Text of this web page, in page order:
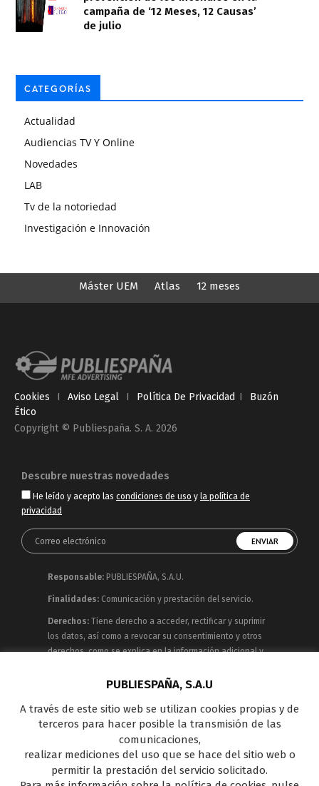
campaña de ‘12 Meses, 12 Causas’
de julio
CATEGORÍAS
Actualidad
Audiencias TV Y Online
Novedades
LAB
Tv de la notoriedad
Investigación e Innovación
Máster UEM Atlas 12 meses
Cookies I Aviso Legal I Política De Privacidad I
Buzón
Ético
Copyright © Publiespaña. S. A. 2026
Descubre nuestras novedades
He leído y acepto las condiciones de uso y la política de
privacidad
Responsable: PUBLIESPAÑA, S.A.U.
Finalidades: Comunicación y prestación del servicio.
Derechos: Tiene derecho a acceder, rectificar y suprimir
los datos, así como a revocar su consentimiento y otros
derechos, como se explica en la información adicional y
Publiespaña es empresa de Mediaset España
concesionaria del espacio publicitario de sus siete
canales en abierto: Telecinco, Cuatro, Factoría de Ficción,
Boing, Divinity , Energy y Be Mad, así como de una amplia
oferta en el panorama de medios y con una gran
PUBLIESPAÑA, S.A.U
A través de este sitio web se utilizan cookies propias y de
terceros para hacer posible la transmisión de las
comunicaciones,
realizar mediciones del uso que se hace del sitio web o
permitir la prestación del servicio solicitado.